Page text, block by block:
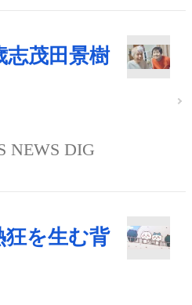
志茂田景樹
NEWS DIG
を生む背